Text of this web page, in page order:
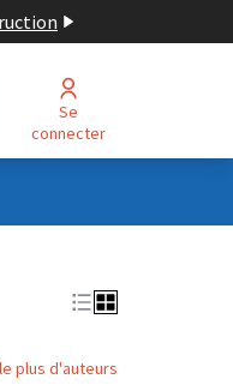
Se
connecter
plus d'auteurs